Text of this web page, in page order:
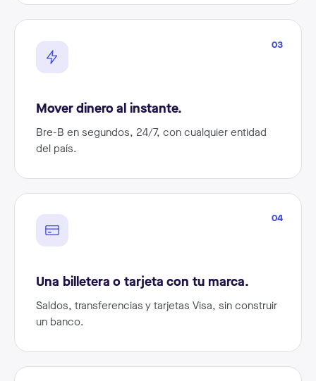
03
Mover dinero al instante.
Bre-B en segundos, 24/7, con cualquier entidad
del país.
04
Una billetera o tarjeta con tu marca.
Saldos, transferencias y tarjetas Visa, sin construir
un banco.